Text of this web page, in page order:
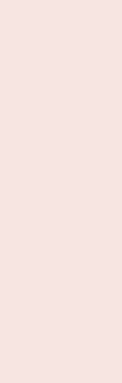
来サイトカイ
ソソーム）/に
成外科皮フ科